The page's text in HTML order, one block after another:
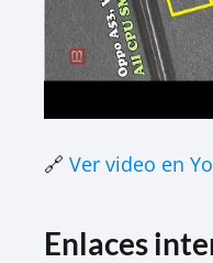
🔗 Ver video en
Enlaces